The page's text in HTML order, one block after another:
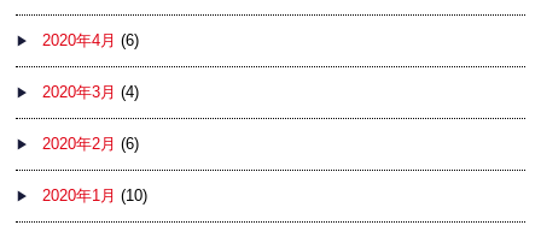
2020年4月 (6)
2020年3月 (4)
2020年2月 (6)
2020年1月 (10)